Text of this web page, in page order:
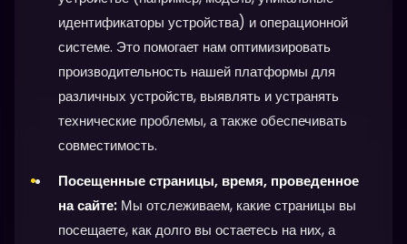
идентификаторы устройства) и операционной
системе. Это помогает нам оптимизировать
производительность нашей платформы для
различных устройств, выявлять и устранять
технические проблемы, а также обеспечивать
совместимость.
Посещенные страницы, время, проведенное
на сайте: Мы отслеживаем, какие страницы вы
посещаете, как долго вы остаетесь на них, а